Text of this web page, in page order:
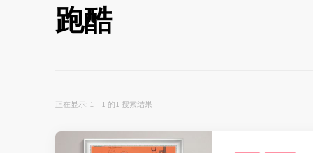
跑酷
正在显示: 1 - 1 的1 搜索结果